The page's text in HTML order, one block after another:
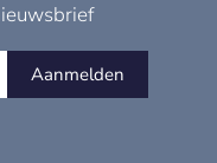
Aanmelden